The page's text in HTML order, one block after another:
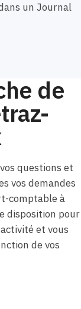
un Journal
de
questions et
vos demandes
comptable à
disposition pour
et vous
de vos